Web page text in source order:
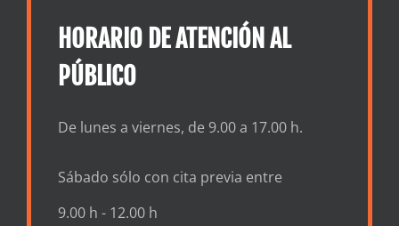
HORARIO DE ATENCIÓN AL
PÚBLICO
De lunes a viernes, de 9.00 a 17.00 h.
Sábado sólo con cita previa entre
9.00 h - 12.00 h